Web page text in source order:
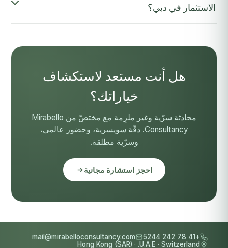
الاستثمار في دبي؟
هل أنت مستعد لاستكشاف
خياراتك؟
محادثة سرّية وغير ملزِمة مع مختصّ من Mirabello
Consultancy. دقّة سويسرية، وحضور عالمي،
وسرّية مطلقة.
احجز استشارة مجانية
+41 78 242 5244
mail@mirabelloconsultancy.com
Switzerland
·
U.A.E.
·
Hong Kong (SAR)